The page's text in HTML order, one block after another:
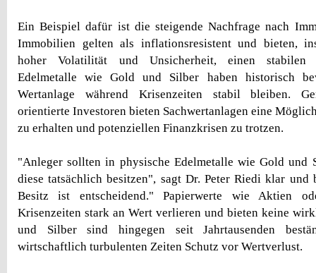
Ein Beispiel dafür ist die steigende Nachfrage nach
Immobilien gelten als inflationsresistent und bieten,
hoher Volatilität und Unsicherheit, einen stabilen
Edelmetalle wie Gold und Silber haben historisch
Wertanlage während Krisenzeiten stabil bleiben.
orientierte Investoren bieten Sachwertanlagen eine
zu erhalten und potenziellen Finanzkrisen zu trotzen.
"Anleger sollten in physische Edelmetalle wie Gold und
diese tatsächlich besitzen", sagt Dr. Peter Riedi klar und
Besitz ist entscheidend." Papierwerte wie Aktien
Krisenzeiten stark an Wert verlieren und bieten keine
und Silber sind hingegen seit Jahrtausenden
wirtschaftlich turbulenten Zeiten Schutz vor Wertverlust.